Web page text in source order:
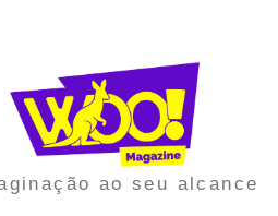
ao seu alcance